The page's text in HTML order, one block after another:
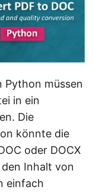
Python müssen
in ein
Die
könnte die
oder DOCX
den Inhalt von
einfach